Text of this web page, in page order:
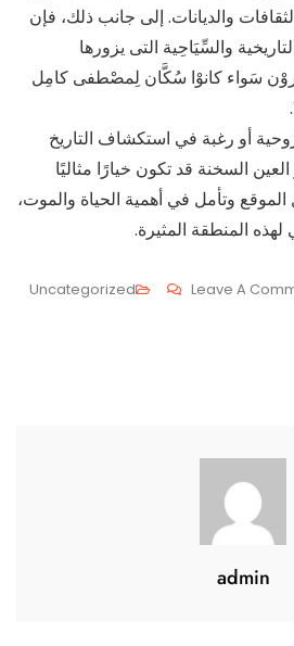
والديانات. إلى جانب ذلك، فإن
والسِّيَاحِية التى يزورها
سَواء كانوْا سُكَّان لِمصْطفى كامِل
أو رغبة في استكشاف التاريخ
السخنة قد تكون خيارًا مثاليًا
وتأمل في أهمية الحياة والموت،
المنطقة المثيرة.
Leave A
On
Uncategorized
admin